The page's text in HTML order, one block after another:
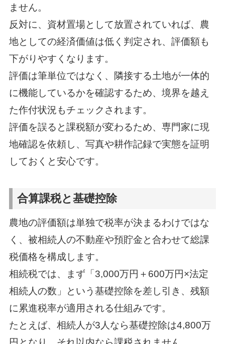
ません。
反対に、資材置場として放置されていれば、農
地としての経済価値は低く判定され、評価額も
下がりやすくなります。
評価は筆単位ではなく、隣接する土地が一体的
に機能しているかを確認するため、境界を越え
た作付状況もチェックされます。
評価を誤ると課税額が変わるため、専門家に現
地確認を依頼し、写真や耕作記録で実態を証明
しておくと安心です。
合算課税と基礎控除
農地の評価額は単独で税率が決まるわけではな
く、被相続人の不動産や預貯金と合わせて総課
税価格を構成します。
相続税では、まず「3,000万円＋600万円×法定
相続人の数」という基礎控除を差し引き、残額
に累進税率が適用される仕組みです。
たとえば、相続人が3人なら基礎控除は4,800万